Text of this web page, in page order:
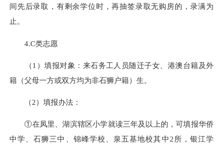
间先后录取，有剩余学位时，再抽签录取无购房的，录满为
止。
4.C类志愿
（1）填报对象：来石务工人员随迁子女、港澳台籍及外
籍（父母一方或双方均为非石狮户籍）生。
（2）填报办法：
①在凤里、湖滨辖区小学就读三年及以上的，可填报华侨
中学、石狮三中、锦峰学校、泉五基地校其中2所，银江学